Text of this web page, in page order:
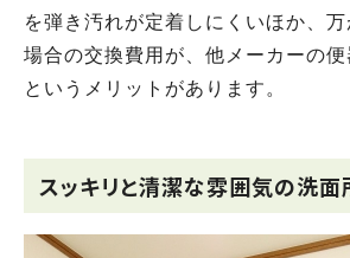
を弾き汚れが定着しにくいほか、
場合の交換費用が、他メーカーの
というメリットがあります。
スッキリと清潔な雰囲気の洗面